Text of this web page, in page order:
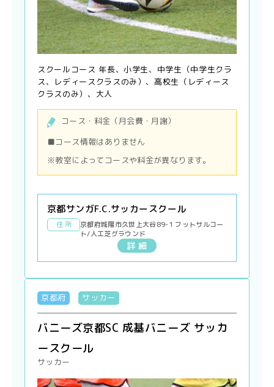
スクールコース 年長、小学生、中学生（中学生クラ
ス、レディースクラスのみ）、高校生（レディース
クラスのみ）、大人
コース・料金（月会費・月謝）
■コース情報はありません
※教室によってコースや料金が異なります。
京都サンガF.C.サッカースクール
住 所
京都府城陽市久世上大谷89-1 フットサルコー
ト/人工芝グラウンド
詳 細
京都府 サッカー
バニーズ京都SC 成基バニーズ サッカ
ースクール
サッカー